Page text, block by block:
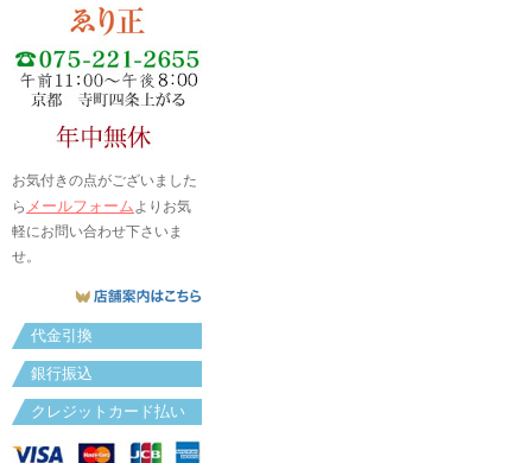
お気付きの点がございました
ら メールフォームよりお気
軽にお問い合わせ下さいま
せ。
代金引換
銀行振込
クレジットカード払い